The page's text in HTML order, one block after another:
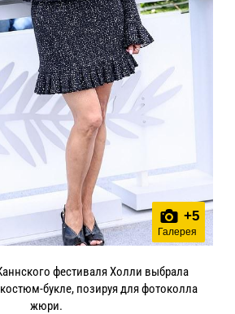
+5
Галерея
фестиваля Холли выбрала
букле, позируя для фотоколла
жюри.